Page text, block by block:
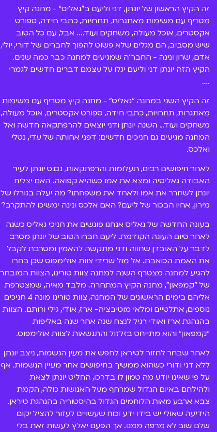
במקביל, אחיו של ליעם (מירון) מסתבך ובעונה השלישית
תוכלו לגלות מה עלה בגורלו. בהמשך העונה השלישית יונתן
יגלה מי זאת אמא שלו, אבל האם הם יוכלו לחזור ולחיות
יחד? בינתיים במחנה – העיניינים מתחילים להתחמם בין
אלכס ונינה.
העונה הרביעית מתחילה שנה אחרי עלילת העונה
השלישית. זה הקיץ השלישי במחנה, ולמחנה מצטרף צוות
חדש – צוות טורינו. הצוות כולל את ארז (עומר דרור), מנהיג
הצוות, מאיה (רוני דלומי), אודי ( בן רביד), רותם (מאיה
שואף
בעונה הרביעית יונתן והחברים מתמודדים עם אתגרים
חדשים ועם דמויות רעות חדשות, טיראן (אורי הוכמן) וטולה
(ענת מגן-שבו). אם זה לא מספיק, בעונה החמישית
מצטרפת אליהם גם מילי נגב (לירית בלבן), שממש לא
מקלה על חברי מחנה גאליס.
עונה שישי ושביעית (עונה אחרונה):
העונה מתחילה במקסיקו, עם אתגר חדש של השלישיה,
אליהם מצטרף גם דוד (ניר שטרואוס), שהוא לא בדיוק מה
שהם חושבים. בעונה הזאת יגלו דני ויונתן מי הם באמת
ולמה הסתבכו בהרפתקאות עד היום. הם גם יפגשו רשע
חדש, ספקטור (איציק כהן), שמנסה להשתלט על העולם.
במקביל כל חניכי צוות אולימפוס המקורי חוזרים למחנה
וניצבים מול תחרות קשה במיוחד – מחנה "עתידים". יש
מצב שזה הסוף של מחנה גאליס? העונה השביעית היא
העונה האחרונה, סוף סוף כל הסיפורים יסגרו. במקביל יונתן
יצליח? ואיך זה מתקשר לדני?
בכל עונה חברי המחנה יצאו להרפתאות שונות, משימות
מאתגרות, תחרויות, כתבי חידה, ספורט אקסטרים. ובמקביל
גם יסחפו להרפתקאות חדשות שמלוות בלא מעט אתגרים.
האם הם יצליחו? מה יהיו המכשולים שבדרך? ומי יעזור להם
או יפריע להם? יש לכם 7 עונות לגלות את כל התשובות
לשאלות.
זה הקיץ הראשון של יונתן, דני וליעם ב"גאליס" - מחנה קיץ
מטריף עם משימות מאתגרות, תחרויות, כתבי חידה, ספורט
אקסטרים, אוכל מעולה, משחקים ועוד.... אבל, עם כל הטוב
שיש מסביב, הם מגלים שלא פשוט להפוך לחברים של דורי, יולי,
אדם, שרון ונינה - החבר'ה שמגיעים למחנה כבר כמה שנים.
הקיץ הזה יונתן דני וליעם יגלו על עצמם דברים חדשים לגמרי
....
זה הקיץ השני במחנה "גאליס" - מחנה קיץ מטריף עם משימות
מאתגרות, תחרויות, כתבי חידה, ספורט אקסטרים, אוכל מעולה,
משחקים ועוד… השנה יונתן ודני יוצאים להרפתקאה חדשה ואל
המחנה מגיעים גם חניכים חדשים: דפני אחותה של עדי, נטלי
ואלכס.
לאחר חיפושים רבים, תעלומות והרפתקאות, נכנס יונתן לעיר
האבודה גאליסיה ומצא את אמו כשהיא קפואה. האם יצליח
יונתן לשחרר את אמו ולאחד את משפחתו? מה יעלה בגורלו של
מירון, אחיו הבכור של ליעם? האם אלכס ונינה ימשיכו להתקרב?
בעונה החדשה של גאליס אנחנו פוגשים את חניכי גאליס כשנה
לאחר סיום העונה הקודמת. ליעם חברו הטוב של יונתן מסרב
לדבר על האובדן שחווה ודני מתקשה להאמין ומסרבת לקבל
את האמת הכואבת. אל מול שרידי צוות אולימפוס שכן בחרו
להגיע למחנה מצטרף השנה למחנה צוות טורינו, הצוות המובחר
של "קמפאון", מחנה הקיץ המתחרה. מלבד מאיה, שמצטרפת
אליהם בימים הראשונים של המחנה, צוות טורינו מונה 4 חניכים
נוספים, אתלטיים ומלאי מוטיבציה- ארז, אודי, גילי ורותם. הצוות
בהנהגת ארז ואודי רגיל לנצח שנה אחר שנה באליפות
"קמפאון" והוא מתייחס בזלזול והתנשאות לצוות אולימפוס.
לאחר שבחר לחזור לטיראן לחפש את מעין הנשמות, ניצב יונתן
ללא דני ודורי כשהוא ממשיך בחיפושים אחר מעיין הנשמות. אף
על פי שאינו יודע מה טמון לו בדרכו, החליט יונתן לצאת
ולהילחם באיום הגדול שמרחף מעל האנושות כולה, הקמת
צבא ארבע מאות הלוחמים הגדול בהיסטוריה בהנהגת טיראן.
הידיעה שאולי יש בידו ידע וכוח שעשויים לעזור להציל יקום
שלם שוב לא מרפה ממנו. אך הפעם יאלץ לעשות זאת בלי